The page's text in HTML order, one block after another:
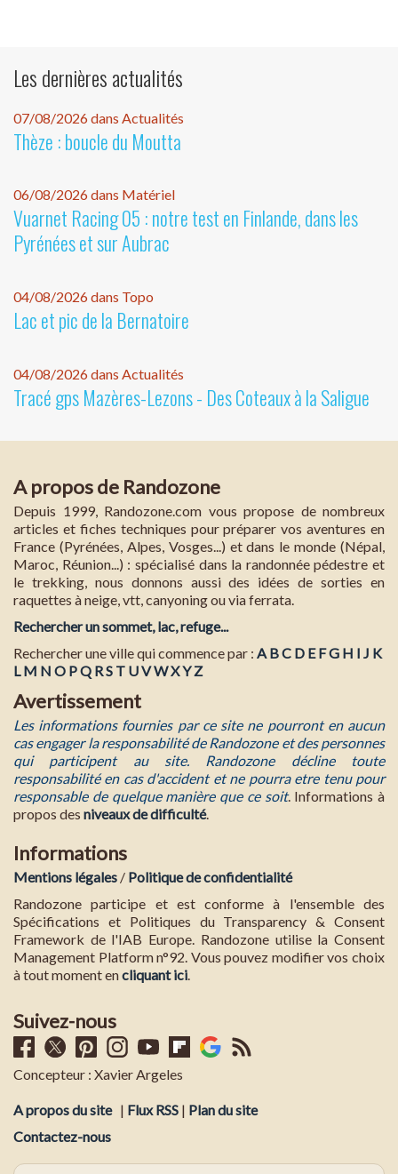
Les dernières actualités
07/08/2026 dans Actualités
Thèze : boucle du Moutta
06/08/2026 dans Matériel
Vuarnet Racing 05 : notre test en Finlande, dans les
Pyrénées et sur Aubrac
04/08/2026 dans Topo
Lac et pic de la Bernatoire
04/08/2026 dans Actualités
Tracé gps Mazères-Lezons - Des Coteaux à la Saligue
A propos de Randozone
Depuis 1999, Randozone.com vous propose de nombreux
articles et fiches techniques pour préparer vos aventures en
France (Pyrénées, Alpes, Vosges...) et dans le monde (Népal,
Maroc, Réunion...) : spécialisé dans la randonnée pédestre et
le trekking, nous donnons aussi des idées de sorties en
raquettes à neige, vtt, canyoning ou via ferrata.
Rechercher un sommet, lac, refuge...
Rechercher une ville qui commence par : A BC D E FG H I J K
L M N O PQ RS T UVWXY Z
Avertissement
Les informations fournies par ce site ne pourront en aucun
cas engager la responsabilité de Randozone et des personnes
qui participent au site. Randozone décline toute
responsabilité en cas d'accident et ne pourra etre tenu pour
responsable de quelque manière que ce soit. Informations à
propos des niveaux de difficulté.
Informations
Mentions légales / Politique de confidentialité
Randozone participe et est conforme à l'ensemble des
Spécifications et Politiques du Transparency & Consent
Framework de l'IAB Europe. Randozone utilise la Consent
Management Platform n°92. Vous pouvez modifier vos choix
à tout moment encliquant ici
Suivez-nous
Concepteur : Xavier Argeles
A propos du site | Flux RSS | Plan du site
Contactez-nous